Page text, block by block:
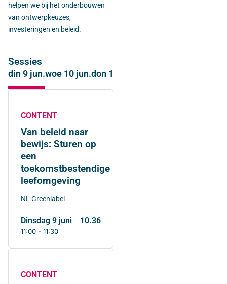
helpen we bij het onderbouwen
van ontwerpkeuzes,
investeringen en beleid.
Sessies
din 9 jun.woe 10 jun.don 11 jun.
CONTENT
Van beleid naar
bewijs: Sturen op
een
toekomstbestendige
leefomgeving
NL Greenlabel
dinsdag 9 juni
11:00 - 11:30
10.36
CONTENT